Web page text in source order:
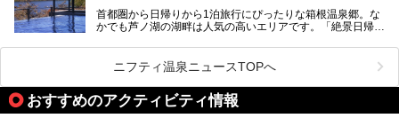
業」「駅近」など、目的別に厳選して紹介します。
今の気分にぴったりの施設を見つけて、最高のリフレッシュ
昭和の日本を代表する建築家の一人、村野藤吾が芦ノ湖の畔
に建てた桃源郷のようなホテルがここ。自家源泉の温泉や、
提供元：株式会社西武・プリンスホテルズワールドワイド
【PR】
この記事はザ・プリンス 箱根芦ノ湖のPR記事です。
首都圏から日帰りから1泊旅行にぴったりな箱根温泉郷。な
かでも芦ノ湖の湖畔は人気の高いエリアです。「絶景日帰り
が楽しめるまさに眺望自慢の日帰り温泉。
そしてここは全24室の「箱根 芦ノ湖畔蛸川温泉 龍宮殿」と
して宿泊もできます。宿泊者は「龍宮殿本館」の営業時間に
加えて、朝6時からの宿泊者専用時間帯にも「龍宮殿本館」
のお風呂が利用できます。
ニフティ温泉ニュースTOPへ
おすすめのアクティビティ情報